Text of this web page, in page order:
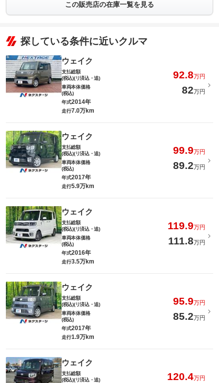
この販売店の在庫一覧を見る
探している条件に近いクルマ
ウェイク
支払総額
(税込)(リ済込・追)
92.8万円
車両本体価格
(税込)
82万円
年式2014年
走行7.0万km
ウェイク
支払総額
(税込)(リ済込・追)
99.9万円
車両本体価格
(税込)
89.2万円
年式2017年
走行5.9万km
ウェイク
支払総額
(税込)(リ済込・追)
119.9万円
車両本体価格
(税込)
111.8万円
年式2016年
走行3.5万km
ウェイク
支払総額
(税込)(リ済込・追)
95.9万円
車両本体価格
(税込)
85.2万円
年式2017年
走行1.9万km
ウェイク
支払総額
(税込)(リ済込・追)
120.4万円